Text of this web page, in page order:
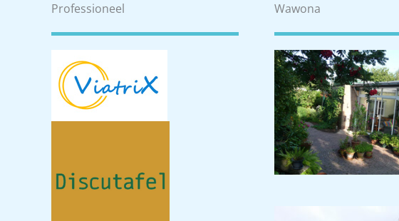
Professioneel Wawona